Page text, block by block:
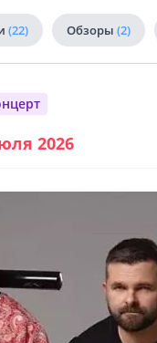
(22) Обзоры (2)
2026